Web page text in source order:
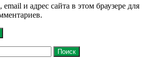
и адрес сайта в этом браузере для
Поиск